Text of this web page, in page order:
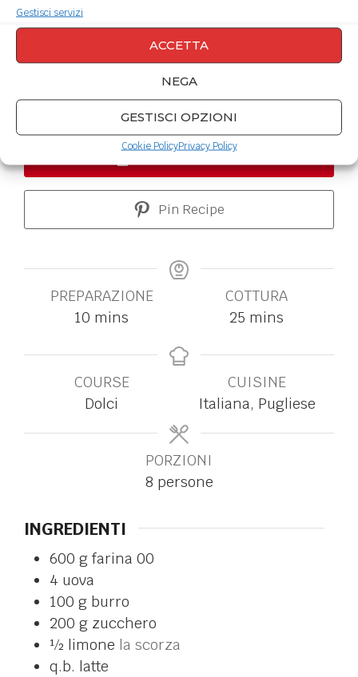
Gestisci servizi
ACCETTA
NEGA
GESTISCI OPZIONI
Cookie PolicyPrivacy Policy
Scarcella pugliese
Dolce tipico pugliese a forma di ciambella.
Stampa la ricetta
Pin Recipe
PREPARAZIONE
10 mins
COTTURA
25 mins
COURSE
Dolci
CUISINE
Italiana, Pugliese
PORZIONI
8 persone
INGREDIENTI
600 g farina 00
4 uova
100 g burro
200 g zucchero
½ limone la scorza
q.b. latte